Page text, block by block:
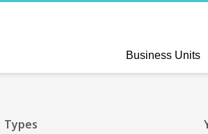
Business Units
Types